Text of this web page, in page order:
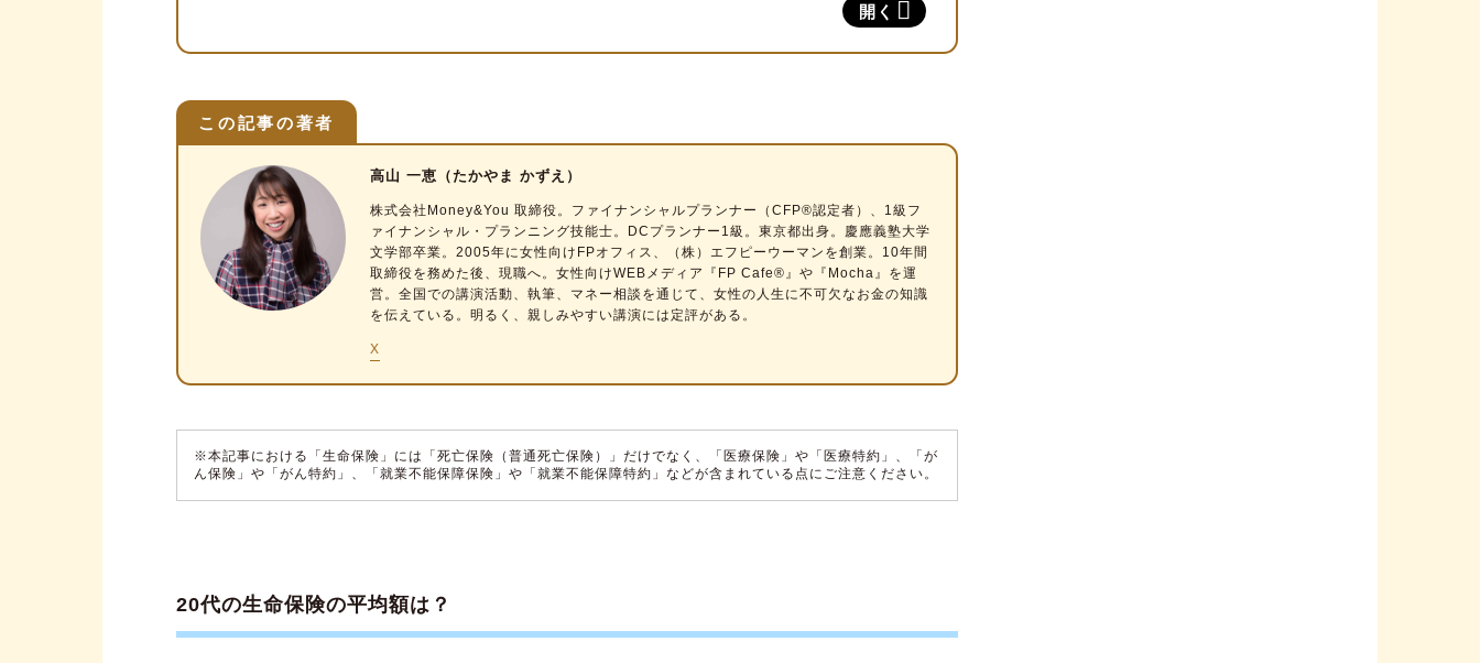
開く
【手順3】貯蓄とのバランスについて考える
20代の保険料設定シミュレーション
【事例1】25歳・独身男性Aさんの場合
【事例2】27歳・共働き夫婦Bさんの場合
万が一に備えて、20代から保険加入を視野に入れよう
この記事の著者
高山 一恵（たかやま かずえ）
株式会社Money&You 取締役。 ファイナンシャルプランナー
（CFP®認定者）、1級フ
ァイナンシャル・プランニング技能士。DCプランナー1級。東京都出身。慶應義塾大学
文学部卒業。2005年に女性向けFPオフィス、（株）エフピーウーマンを創業。10年間
取締役を務めた後、現職へ。女性向けWEBメディア『FP Cafe®』や『Mocha』を運
営。全国での講演活動、執筆、マネー相談を通じて、女性の人生に不可欠なお金の知識
を伝えている。明るく、親しみやすい講演には定評がある。
X
※本記事における「生命保険」には「死亡保険（普通死亡保険）」だけでなく、「医療保険」や「医療特約」、「が
ん保険」や「がん特約」、「就業不能保障保険」や「就業不能保障特約」などが含まれている点にご注意ください。
20代の生命保険の平均額は？